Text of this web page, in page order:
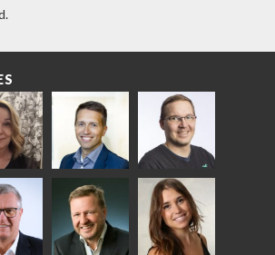
Miika
Äppelqvist
GLASS USE AND
ARCHITECTURE
- GLASTON
Antti
Aronen
GLASTON